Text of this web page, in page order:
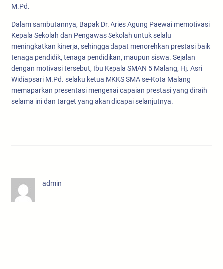
M.Pd.
Dalam sambutannya, Bapak Dr. Aries Agung Paewai memotivasi
Kepala Sekolah dan Pengawas Sekolah untuk selalu
meningkatkan kinerja, sehingga dapat menorehkan prestasi baik
tenaga pendidik, tenaga pendidikan, maupun siswa. Sejalan
dengan motivasi tersebut, Ibu Kepala SMAN 5 Malang, Hj. Asri
Widiapsari M.Pd. selaku ketua MKKS SMA se-Kota Malang
memaparkan presentasi mengenai capaian prestasi yang diraih
selama ini dan target yang akan dicapai selanjutnya.
admin